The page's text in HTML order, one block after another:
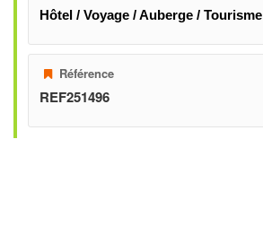
Hôtel / Voyage / Auberge / Tourisme
Référence
REF251496